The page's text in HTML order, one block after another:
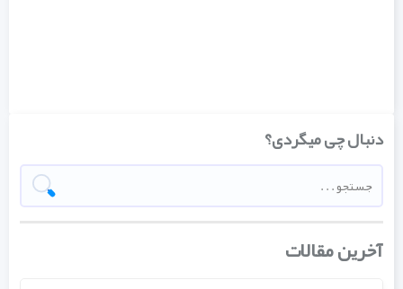
دنبال چی میگردی؟
آخرین مقالات